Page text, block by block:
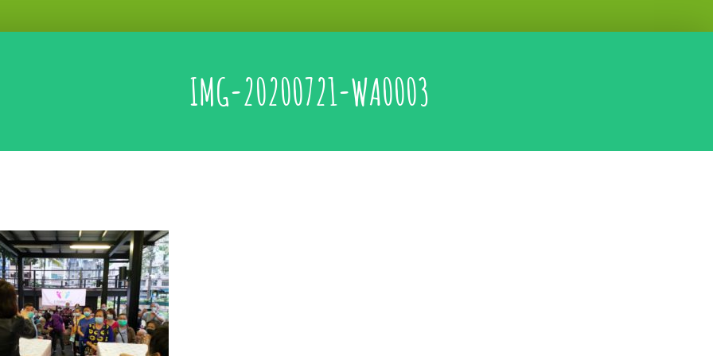
IMG-20200721-WA0003